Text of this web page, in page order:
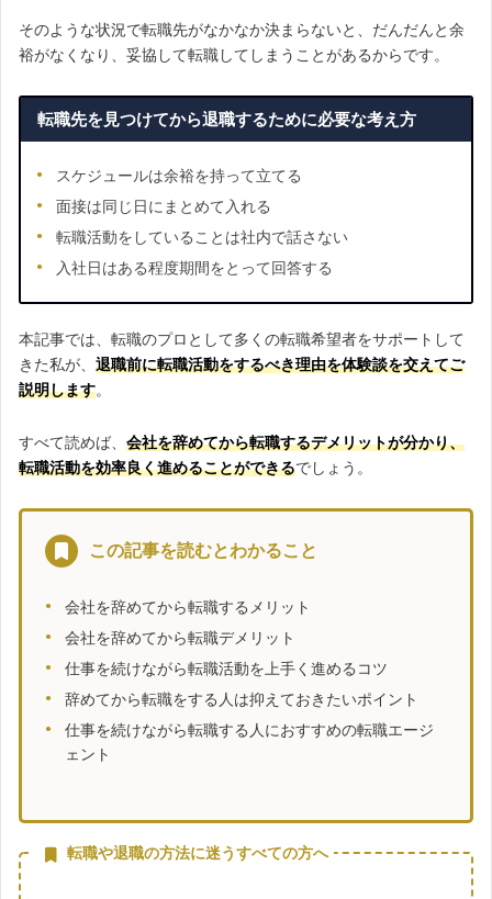
そのような状況で転職先がなかなか決まらないと、だんだんと余
裕がなくなり、妥協して転職してしまうことがあるからです。
転職先を見つけてから退職するために必要な考え方
スケジュールは余裕を持って立てる
面接は同じ日にまとめて入れる
転職活動をしていることは社内で話さない
入社日はある程度期間をとって回答する
本記事では、転職のプロとして多くの転職希望者をサポートして
きた私が、 退職前に転職活動をするべき理由を体験談を交えてご
説明します。
すべて読めば、 会社を辞めてから転職するデメリットが分かり、
転職活動を効率良く進めることができるでしょう。
この記事を読むとわかること
会社を辞めてから転職するメリット
会社を辞めてから転職デメリット
仕事を続けながら転職活動を上手く進めるコツ
辞めてから転職をする人は抑えておきたいポイント
仕事を続けながら転職する人におすすめの転職エージ
ェント
転職や退職の方法に迷うすべての方へ